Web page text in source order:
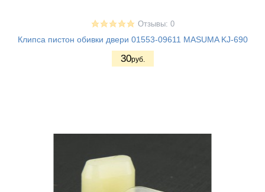
Отзывы: 0
Клипса пистон обивки двери 01553-09611 MASUMA KJ-690
30руб.